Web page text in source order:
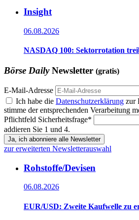
Insight
06.08.2026
NASDAQ 100: Sektorrotation
Börse DailyNewsletter (gratis)
E-Mail-Adresse
Ich habe die Datenschutzerklärung zur
stimme der entsprechenden Verarbeitung
Pflichtfeld Sicherheitsfrage*
addieren Sie 1 und 4.
Ja, ich abonniere alle Newsletter
zur erweiterten Newsletterauswahl
Rohstoffe/Devisen
06.08.2026
EUR/USD: Zweite Kaufwelle zu